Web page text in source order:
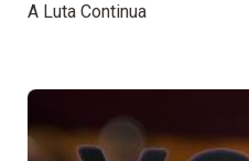
A Luta Continua